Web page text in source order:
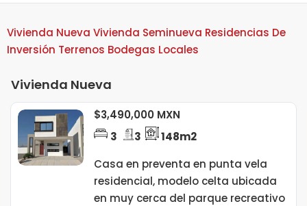
Vivienda Nueva Vivienda Seminueva Residencias De
Inversión Terrenos Bodegas Locales
Vivienda Nueva
$3,490,000 MXN
3
3
148m2
Casa en preventa en punta vela
residencial, modelo celta ubicada
en muy cerca del parque recreativo